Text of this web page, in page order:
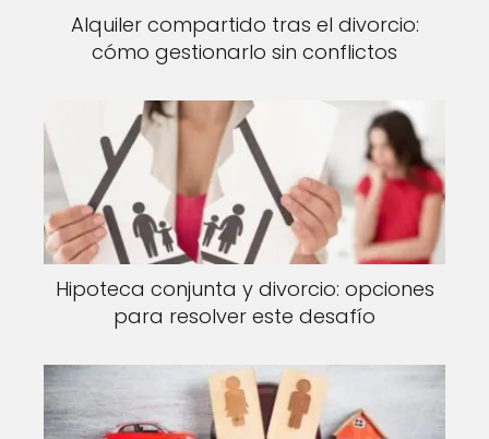
Alquiler compartido tras el divorcio:
cómo gestionarlo sin conflictos
Hipoteca conjunta y divorcio: opciones
para resolver este desafío